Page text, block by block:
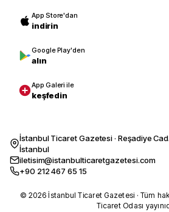
App Store'dan
indirin
Google Play'den
alın
App Galeri ile
keşfedin
İstanbul Ticaret Gazetesi · Reşadiye
İstanbul
iletisim@istanbulticaretgazetesi.com
+90 212 467 65 15
© 2026 İstanbul Ticaret Gazetesi · Tüm
Ticaret Odası